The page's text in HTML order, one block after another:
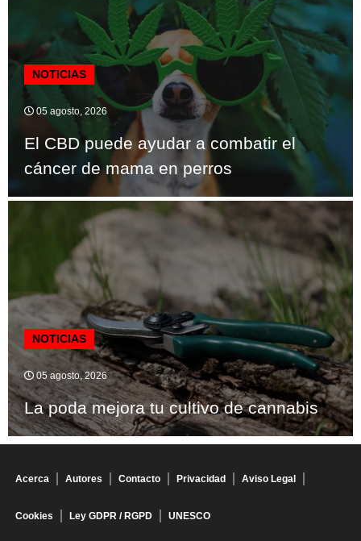
NOTICIAS
05 agosto, 2026
El CBD puede ayudar a combatir el
cáncer de mama en perros
NOTICIAS
05 agosto, 2026
La poda mejora tu cultivo de cannabis
Acerca Autores Contacto Privacidad Aviso Legal
Cookies Ley GDPR / RGPD UNESCO